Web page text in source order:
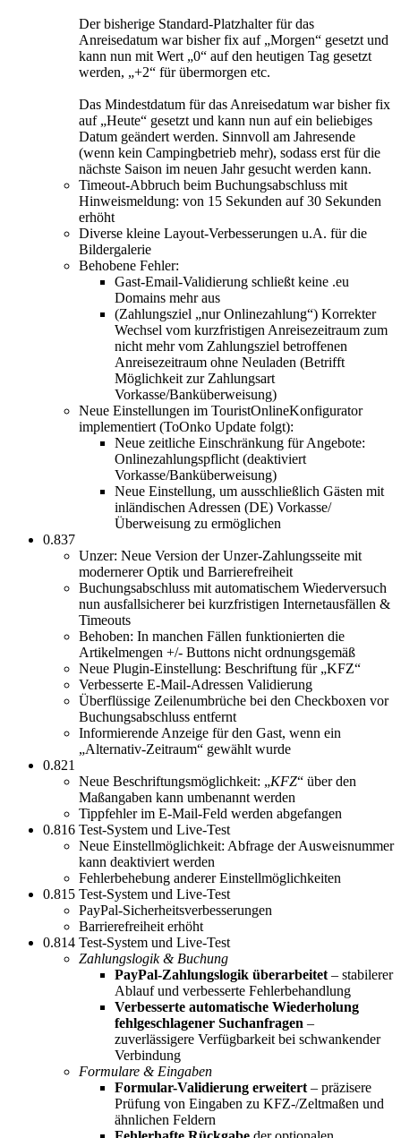
Der bisherige Standard-Platzhalter für das
Anreisedatum war bisher fix auf „Morgen“ gesetzt und
kann nun mit Wert „0“ auf den heutigen Tag gesetzt
werden, „+2“ für übermorgen etc.
Das Mindestdatum für das Anreisedatum war bisher fix
auf „Heute“ gesetzt und kann nun auf ein beliebiges
Datum geändert werden. Sinnvoll am Jahresende
(wenn kein Campingbetrieb mehr), sodass erst für die
nächste Saison im neuen Jahr gesucht werden kann.
Timeout-Abbruch beim Buchungsabschluss mit
Hinweismeldung: von 15 Sekunden auf 30 Sekunden
erhöht
Diverse kleine Layout-Verbesserungen u.A. für die
Bildergalerie
Behobene Fehler:
Gast-Email-Validierung schließt keine .eu
Domains mehr aus
(Zahlungsziel „nur Onlinezahlung“) Korrekter
Wechsel vom kurzfristigen Anreisezeitraum zum
nicht mehr vom Zahlungsziel betroffenen
Anreisezeitraum ohne Neuladen (Betrifft
Möglichkeit zur Zahlungsart
Vorkasse/Banküberweisung)
Neue Einstellungen im TouristOnlineKonfigurator
implementiert (ToOnko Update folgt):
Neue zeitliche Einschränkung für Angebote:
Onlinezahlungspflicht (deaktiviert
Vorkasse/Banküberweisung)
Neue Einstellung, um ausschließlich Gästen mit
inländischen Adressen (DE) Vorkasse/
Überweisung zu ermöglichen
0.837
Unzer: Neue Version der Unzer-Zahlungsseite mit
modernerer Optik und Barrierefreiheit
Buchungsabschluss mit automatischem Wiederversuch
nun ausfallsicherer bei kurzfristigen Internetausfällen &
Timeouts
Behoben: In manchen Fällen funktionierten die
Artikelmengen +/- Buttons nicht ordnungsgemäß
Neue Plugin-Einstellung: Beschriftung für „KFZ“
Verbesserte E-Mail-Adressen Validierung
Überflüssige Zeilenumbrüche bei den Checkboxen vor
Buchungsabschluss entfernt
Informierende Anzeige für den Gast, wenn ein
„Alternativ-Zeitraum“ gewählt wurde
0.821
Neue Beschriftungsmöglichkeit: „KFZ“ über den
Maßangaben kann umbenannt werden
Tippfehler im E-Mail-Feld werden abgefangen
0.816 Test-System und Live-Test
Neue Einstellmöglichkeit: Abfrage der Ausweisnummer
kann deaktiviert werden
Fehlerbehebung anderer Einstellmöglichkeiten
0.815 Test-System und Live-Test
PayPal-Sicherheitsverbesserungen
Barrierefreiheit erhöht
0.814 Test-System und Live-Test
Zahlungslogik & Buchung
PayPal-Zahlungslogik überarbeitet – stabilerer
Ablauf und verbesserte Fehlerbehandlung
Verbesserte automatische Wiederholung
fehlgeschlagener Suchanfragen –
zuverlässigere Verfügbarkeit bei schwankender
Verbindung
Formulare & Eingaben
Formular-Validierung erweitert – präzisere
Prüfung von Eingaben zu KFZ-/Zeltmaßen und
ähnlichen Feldern